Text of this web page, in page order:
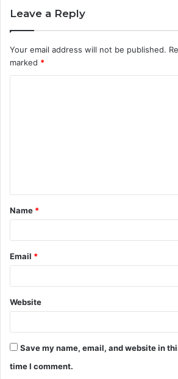
Leave a Reply
Your email address will not be published.
marked *
t
*
Name *
Email *
Website
Save my name, email, and website in
time I comment.